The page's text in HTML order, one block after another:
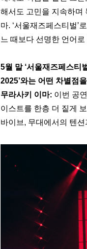
해서도 고민을 지속하며
마. ‘서울재즈페스티벌’
느 때보다 선명한 언어
5월 말 ‘서울재즈페스티
2025’와는 어떤 차별점
무라사키 이마: 이번 공
이스트를 한층 더 짙게
바이브, 무대에서의 텐